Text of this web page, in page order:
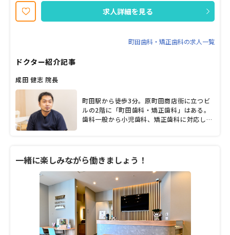
はほとんどなく、年間休日は125日、有給も取りやすい環境なの
で、プライベートも充実しやすい環境です♪ ご興味お持ちの方は、
求人詳細を見る
町田歯科・矯正歯科の求人一覧
ドクター紹介記事
成田 健志 院長
町田駅から徒歩3分。原町田商店街に立つビ
ルの2階に「町田歯科・矯正歯科」はある。
歯科一般から小児歯科、矯正歯科に対応し、
削らず抜かず、歯を保存し守る」こと。その
ためにも、予防メンテナンスが重要で、歯列
矯正やインプラントなど、どのような治療で
も、大切なのは予防的観点から取り組むこと
だと話す。「お口の状態は人それぞれ異なり
ます。患者さん一人ひとりに合わせた、適切
な予防プランをご提案いたします。一緒に頑
張っていきましょう」と話す成田院長に、診
療や歯科医療にかける思いなどを聞いた。
一緒に楽しみながら働きましょう！